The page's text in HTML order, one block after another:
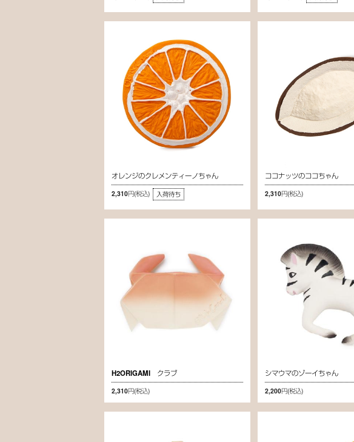
オレンジのクレメンティーノちゃん
2,310円(税込) 入荷待ち
ココナッツのココちゃん
2,310円(税込)
H2ORIGAMI クラブ
2,310円(税込)
シマウマのゾーイちゃん
2,200円(税込)